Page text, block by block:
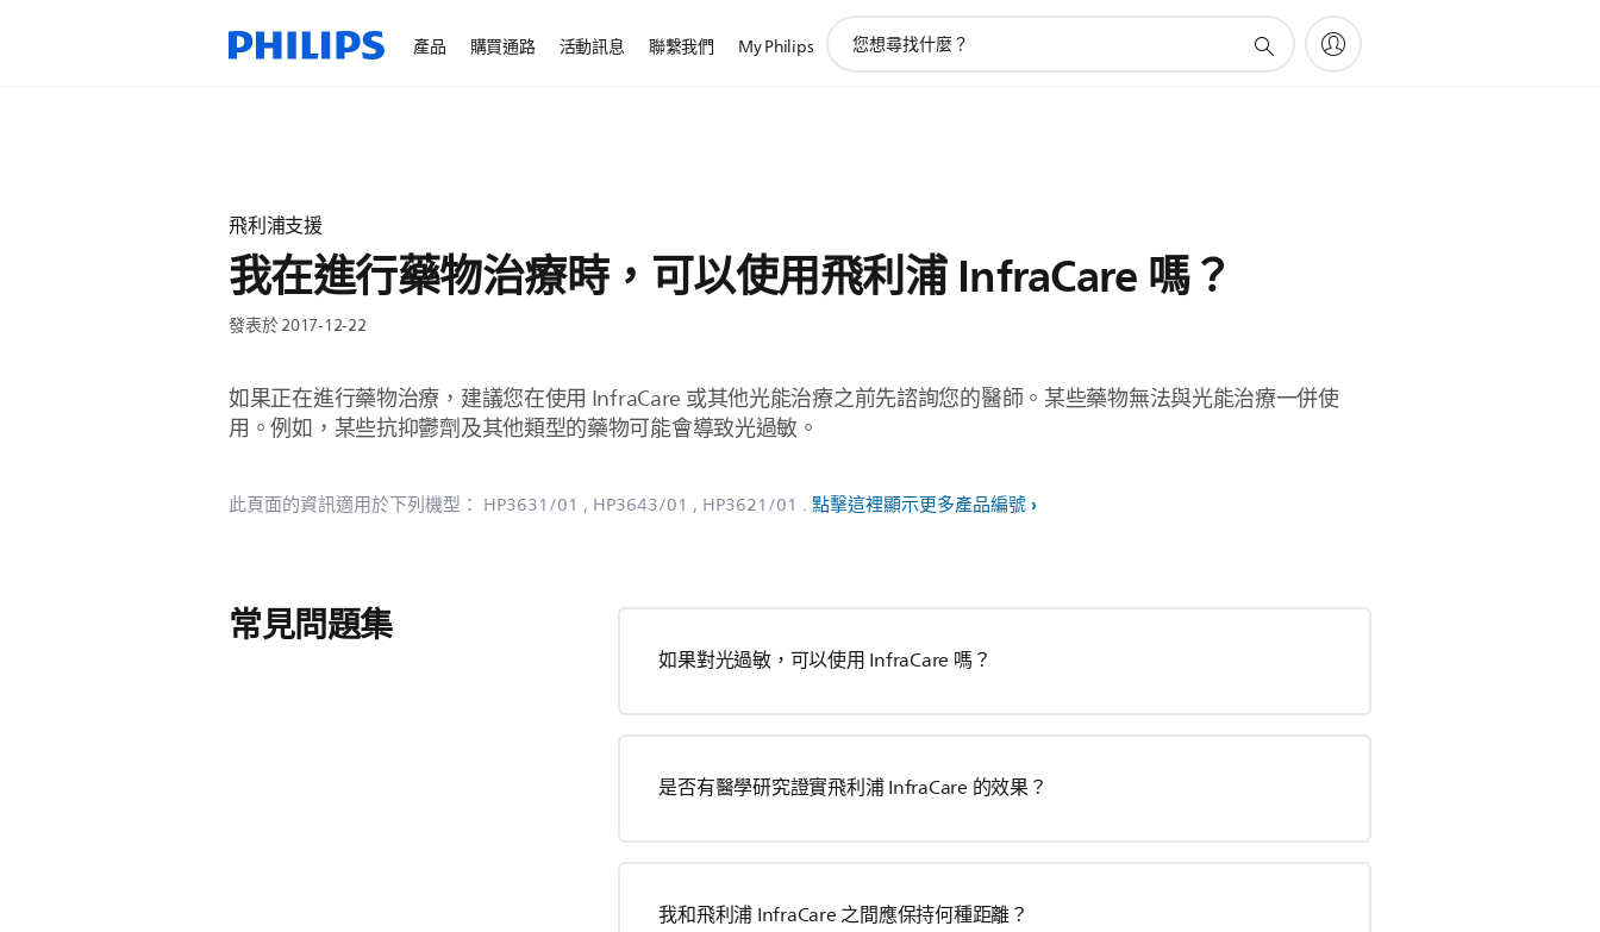
產品 購買通路 活動訊息 聯繫我們 My Philips
飛利浦支援
我在進行藥物治療時，可以使用飛利浦 InfraCare 嗎？
發表於 2017-12-22
如果正在進行藥物治療，建議您在使用 InfraCare 或其他光能治療之前先諮詢您的醫師。某些藥物無法與光能治療一併使
用。例如，某些抗抑鬱劑及其他類型的藥物可能會導致光過敏。
此頁面的資訊適用於下列機型： HP3631/01 , HP3643/01 , HP3621/01 . 點擊這裡顯示更多產品編號
常見問題集
如果對光過敏，可以使用 InfraCare 嗎？
是否有醫學研究證實飛利浦 InfraCare 的效果？
我和飛利浦 InfraCare 之間應保持何種距離？